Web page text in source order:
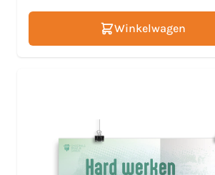
Winkelwagen